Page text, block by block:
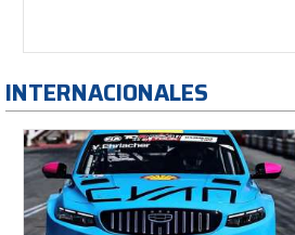
INTERNACIONALES